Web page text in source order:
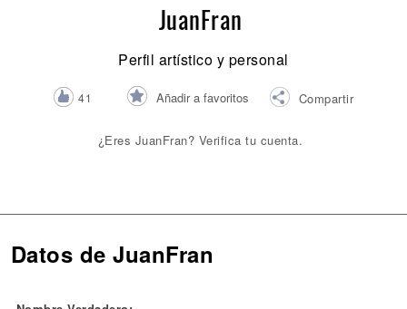
JuanFran
Perfil artístico y personal
41 Añadir a favoritos Compartir
¿Eres JuanFran? Verifica tu cuenta.
Datos de JuanFran